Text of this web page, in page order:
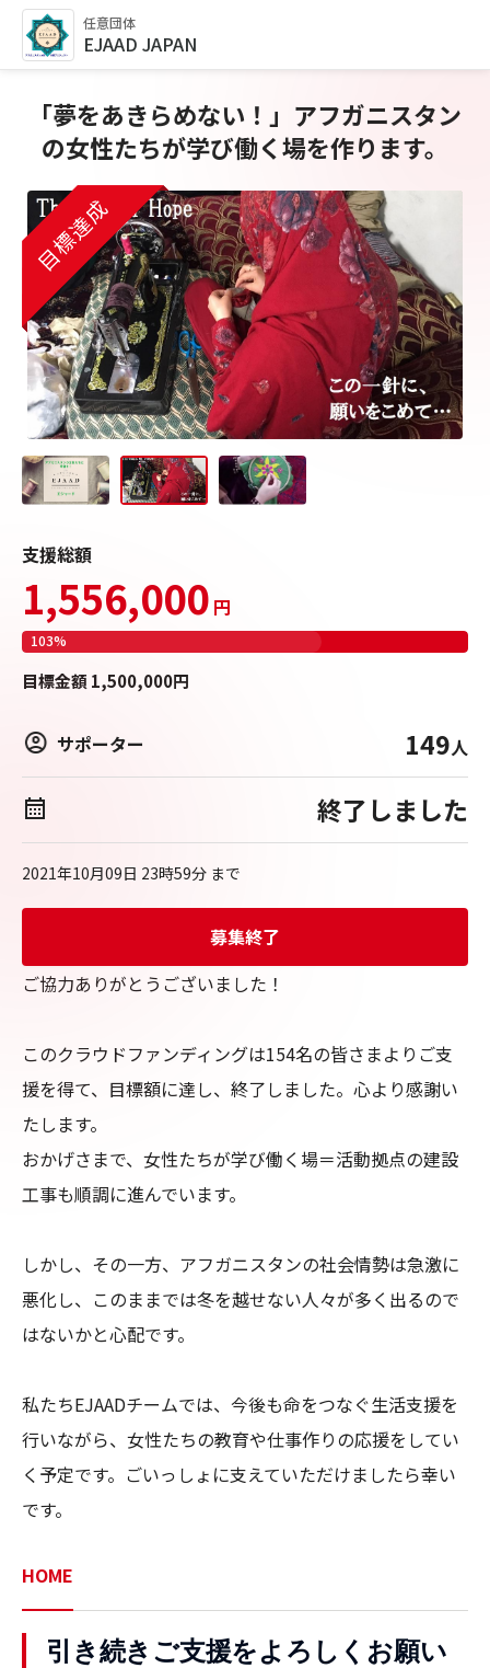
任意団体
EJAAD JAPAN
「夢をあきらめない！」アフガニスタン
の女性たちが学び働く場を作ります。
目標達成
目標達成
目標達成
支援総額
1,556,000 円
103%
目標金額 1,500,000円
サポーター 149人
終了しました
2021年10月09日 23時59分 まで
募集終了
ご協力ありがとうございました！
このクラウドファンディングは154名の皆さまよりご支
援を得て、目標額に達し、終了しました。心より感謝い
たします。
おかげさまで、女性たちが学び働く場＝活動拠点の建設
工事も順調に進んでいます。
しかし、その一方、アフガニスタンの社会情勢は急激に
悪化し、このままでは冬を越せない人々が多く出るので
はないかと心配です。
私たちEJAADチームでは、今後も命をつなぐ生活支援を
行いながら、女性たちの教育や仕事作りの応援をしてい
く予定です。ごいっしょに支えていただけましたら幸い
HOME
引き続きご支援をよろしくお願い